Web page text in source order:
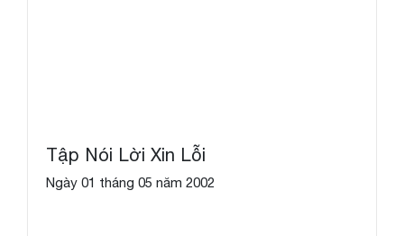
Tập Nói Lời Xin Lỗi
Ngày 01 tháng 05 năm 2002